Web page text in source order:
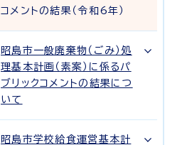
コメントの結果（令和6年）
昭島市一般廃棄物（ごみ）処
理基本計画（素案）に係るパ
ブリックコメントの結果につ
いて
昭島市学校給食運営基本計